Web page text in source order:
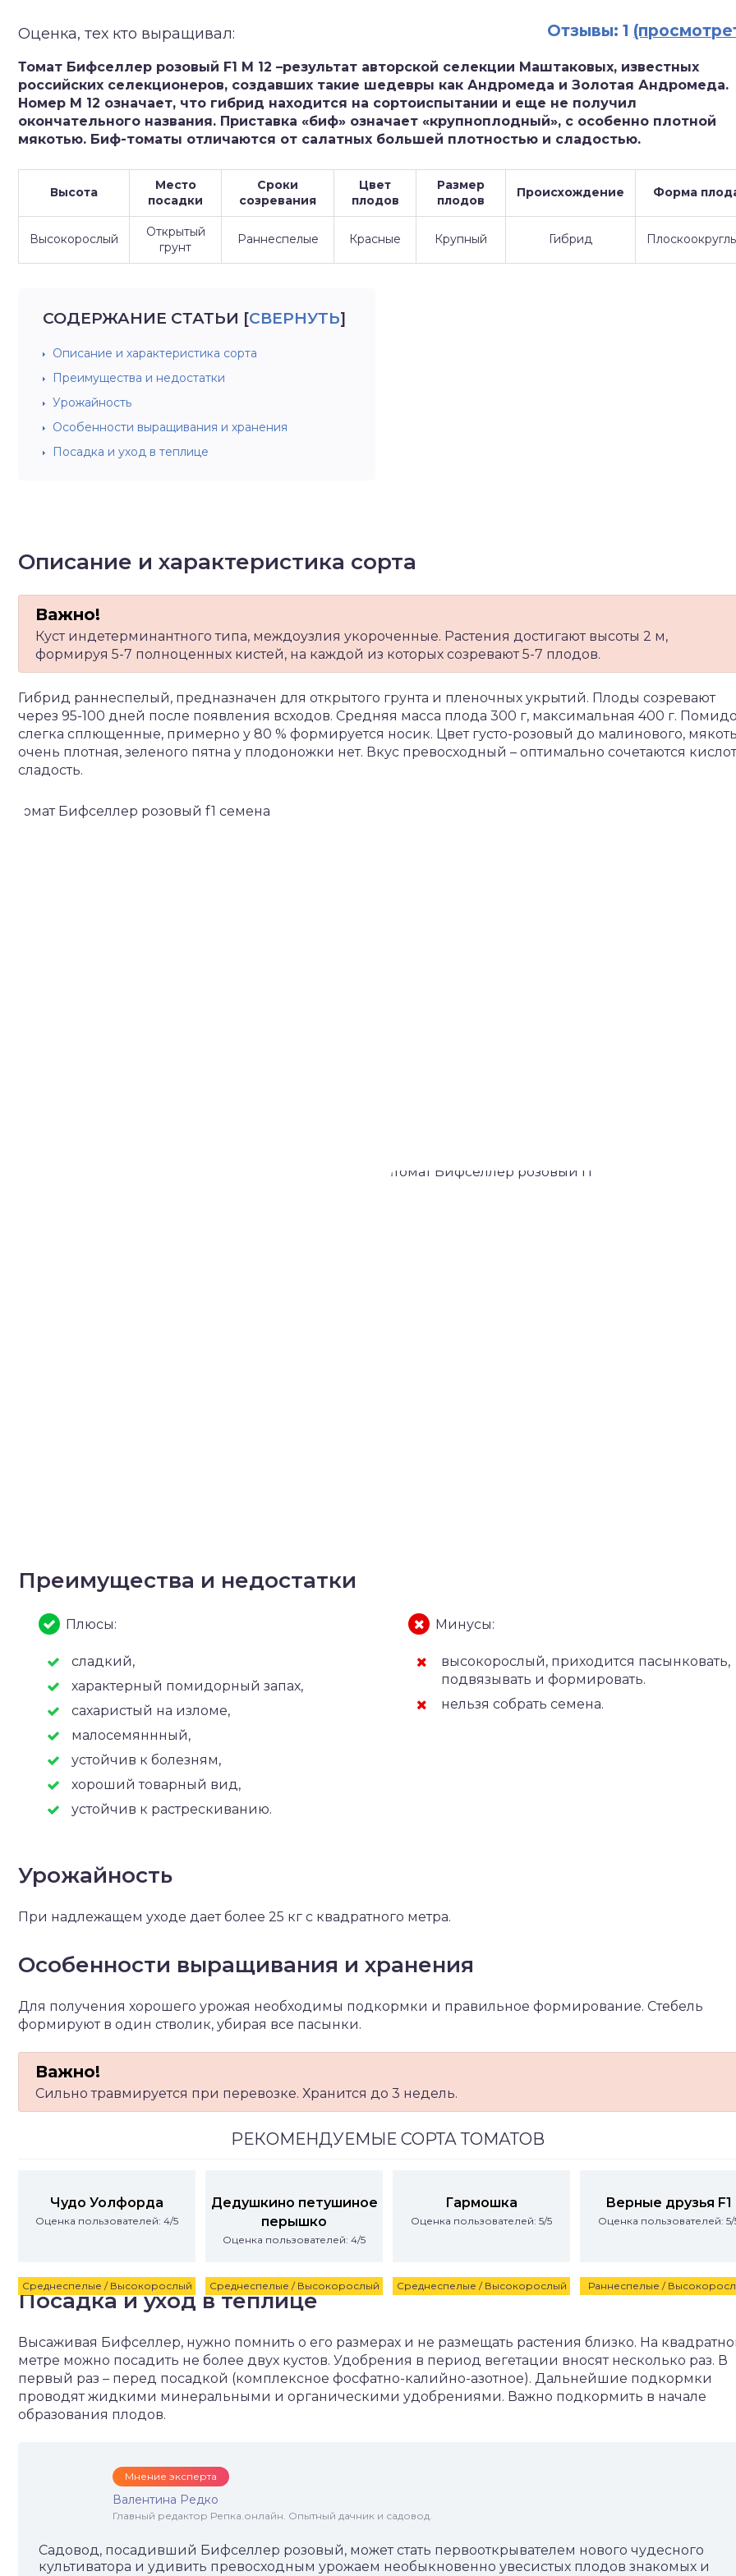
Оценка, тех кто выращивал: Отзывы: 1
Томат Бифселлер розовый F1 М 12 –результат авторской селекции Маштаковых, известных
российских селекционеров, создавших такие шедевры как Андромеда и Золотая Андромеда.
Номер М 12 означает, что гибрид находится на сортоиспытании и еще не получил
окончательного названия. Приставка «биф» означает «крупноплодный», с особенно плотной
мякотью. Биф-томаты отличаются от салатных большей плотностью и сладостью.
Высота
Место
посадки
Сроки
созревания
Цвет
плодов
Размер
плодов
Происхождение Форма
Высокорослый
Открытый
грунт
Раннеспелые Красные Крупный Гибрид
СОДЕРЖАНИЕ СТАТЬИ [СВЕРНУТЬ]
Описание и характеристика сорта
Преимущества и недостатки
Урожайность
Особенности выращивания и хранения
Посадка и уход в теплице
Описание и характеристика сорта
Куст индетерминантного типа, междоузлия укороченные. Растения достигают высоты 2 м,
формируя 5-7 полноценных кистей, на каждой из которых созревают 5-7 плодов.
Гибрид раннеспелый, предназначен для открытого грунта и пленочных укрытий. Плоды созревают
через 95-100 дней после появления всходов. Средняя масса плода 300 г, максимальная 400 г.
слегка сплющенные, примерно у 80 % формируется носик. Цвет густо-розовый до малинового,
очень плотная, зеленого пятна у плодоножки нет. Вкус превосходный – оптимально сочетаются
сладость.
Преимущества и недостатки
Плюсы:
сладкий,
характерный помидорный запах,
сахаристый на изломе,
малосемяннный,
устойчив к болезням,
хороший товарный вид,
устойчив к растрескиванию.
Минусы:
высокорослый, приходится пасынковать,
подвязывать и формировать.
нельзя собрать семена.
Урожайность
При надлежащем уходе дает более 25 кг с квадратного метра.
Особенности выращивания и хранения
Для получения хорошего урожая необходимы подкормки и правильное формирование. Стебель
формируют в один стволик, убирая все пасынки.
Сильно травмируется при перевозке. Хранится до 3 недель.
РЕКОМЕНДУЕМЫЕ СОРТА ТОМАТОВ
Среднеспелые / Высокорослый
Чудо Уолфорда
Оценка пользователей: 4/5
Среднеспелые / Высокорослый
Дедушкино петушиное
перышко
Оценка пользователей: 4/5
Среднеспелые / Высокорослый
Гармошка
Оценка пользователей: 5/5
Раннеспелые /
Верные друзья F1
Оценка пользователей: 5/
Посадка и уход в теплице
Высаживая Бифселлер, нужно помнить о его размерах и не размещать растения близко. На
метре можно посадить не более двух кустов. Удобрения в период вегетации вносят несколько раз. В
первый раз – перед посадкой (комплексное фосфатно-калийно-азотное). Дальнейшие подкормки
проводят жидкими минеральными и органическими удобрениями. Важно подкормить в начале
образования плодов.
Мнение эксперта
Валентина Редко
Главный редактор Репка.онлайн. Опытный дачник и садовод.
Садовод, посадивший Бифселлер розовый, может стать первооткрывателем нового чудесного
культиватора и удивить превосходным урожаем необыкновенно увесистых плодов знакомых и